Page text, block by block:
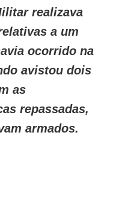
realizava
a um
ocorrido na
avistou dois
as
repassadas,
armados.